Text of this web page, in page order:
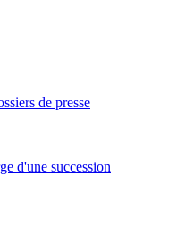
de presse
d'une succession